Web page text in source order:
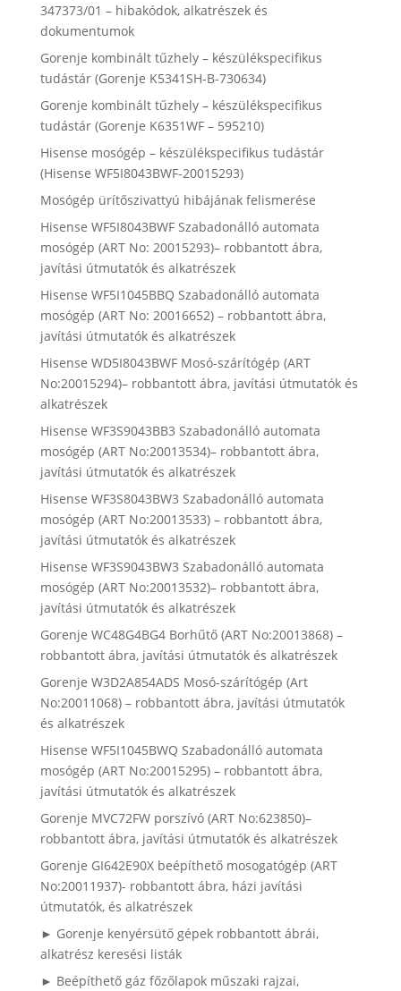
347373/01 – hibakódok, alkatrészek és
dokumentumok
Gorenje kombinált tűzhely – készülékspecifikus
tudástár (Gorenje K5341SH-B-730634)
Gorenje kombinált tűzhely – készülékspecifikus
tudástár (Gorenje K6351WF – 595210)
Hisense mosógép – készülékspecifikus tudástár
(Hisense WF5I8043BWF-20015293)
Mosógép ürítőszivattyú hibájának felismerése
Hisense WF5I8043BWF Szabadonálló automata
mosógép (ART No: 20015293)– robbantott ábra,
javítási útmutatók és alkatrészek
Hisense WF5I1045BBQ Szabadonálló automata
mosógép (ART No: 20016652) – robbantott ábra,
javítási útmutatók és alkatrészek
Hisense WD5I8043BWF Mosó-szárítógép (ART
No:20015294)– robbantott ábra, javítási útmutatók és
alkatrészek
Hisense WF3S9043BB3 Szabadonálló automata
mosógép (ART No:20013534)– robbantott ábra,
javítási útmutatók és alkatrészek
Hisense WF3S8043BW3 Szabadonálló automata
mosógép (ART No:20013533) – robbantott ábra,
javítási útmutatók és alkatrészek
Hisense WF3S9043BW3 Szabadonálló automata
mosógép (ART No:20013532)– robbantott ábra,
javítási útmutatók és alkatrészek
Gorenje WC48G4BG4 Borhűtő (ART No:20013868) –
robbantott ábra, javítási útmutatók és alkatrészek
Gorenje W3D2A854ADS Mosó-szárítógép (Art
No:20011068) – robbantott ábra, javítási útmutatók
és alkatrészek
Hisense WF5I1045BWQ Szabadonálló automata
mosógép (ART No:20015295) – robbantott ábra,
javítási útmutatók és alkatrészek
Gorenje MVC72FW porszívó (ART No:623850)–
robbantott ábra, javítási útmutatók és alkatrészek
Gorenje GI642E90X beépíthető mosogatógép (ART
No:20011937)- robbantott ábra, házi javítási
útmutatók, és alkatrészek
► Gorenje kenyérsütő gépek robbantott ábrái,
alkatrész keresési listák
► Beépíthető gáz főzőlapok műszaki rajzai,